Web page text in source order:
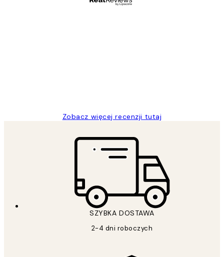
Zobacz więcej recenzji tutaj
SZYBKA DOSTAWA
2-4 dni roboczych